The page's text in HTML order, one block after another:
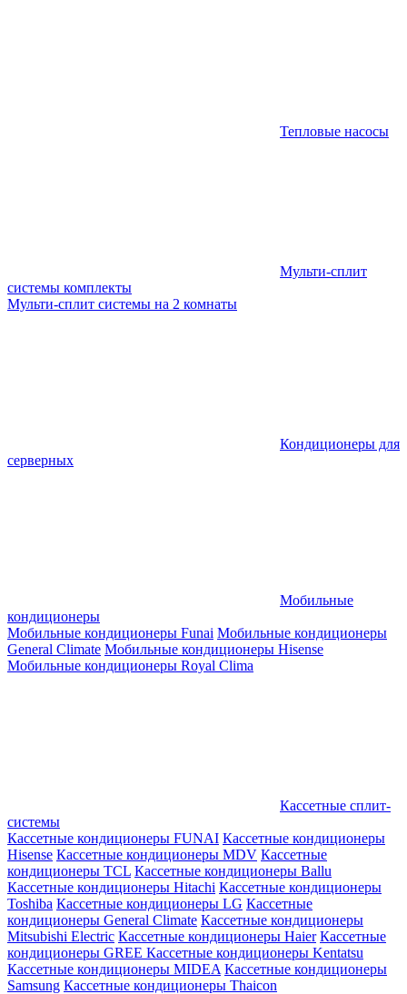
Тепловые насосы
Мульти-сплит
системы комплекты
Мульти-сплит системы на 2 комнаты
Кондиционеры для
серверных
Мобильные
кондиционеры
Мобильные кондиционеры Funai Мобильные кондиционеры
General Climate Мобильные кондиционеры Hisense
Мобильные кондиционеры Royal Clima
Кассетные сплит-
системы
Кассетные кондиционеры FUNAI Кассетные кондиционеры
Hisense Кассетные кондиционеры MDV Кассетные
кондиционеры TCL Кассетные кондиционеры Ballu
Кассетные кондиционеры Hitachi Кассетные кондиционеры
Toshiba Кассетные кондиционеры LG Кассетные
кондиционеры General Climate Кассетные кондиционеры
Mitsubishi Electric Кассетные кондиционеры Haier Кассетные
кондиционеры GREE Кассетные кондиционеры Kentatsu
Кассетные кондиционеры MIDEA Кассетные кондиционеры
Samsung Кассетные кондиционеры Thaicon